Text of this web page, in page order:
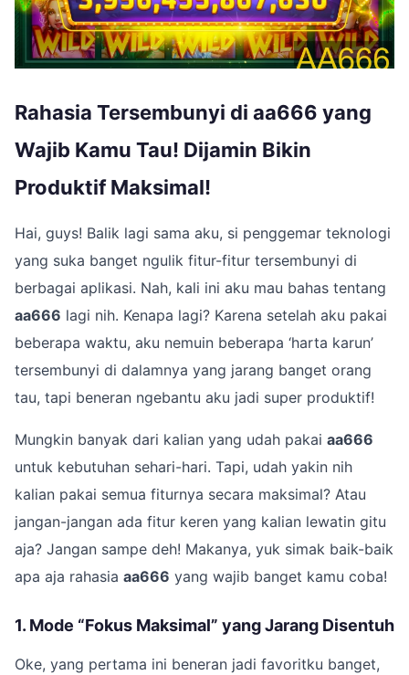
Rahasia Tersembunyi di aa666 yang
Wajib Kamu Tau! Dijamin Bikin
Produktif Maksimal!
Hai, guys! Balik lagi sama aku, si penggemar teknologi
yang suka banget ngulik fitur-fitur tersembunyi di
berbagai aplikasi. Nah, kali ini aku mau bahas tentang
aa666 lagi nih. Kenapa lagi? Karena setelah aku pakai
beberapa waktu, aku nemuin beberapa ‘harta karun’
tersembunyi di dalamnya yang jarang banget orang
tau, tapi beneran ngebantu aku jadi super produktif!
Mungkin banyak dari kalian yang udah pakai aa666
untuk kebutuhan sehari-hari. Tapi, udah yakin nih
kalian pakai semua fiturnya secara maksimal? Atau
jangan-jangan ada fitur keren yang kalian lewatin gitu
aja? Jangan sampe deh! Makanya, yuk simak baik-baik
apa aja rahasia aa666 yang wajib banget kamu coba!
1. Mode “Fokus Maksimal” yang Jarang Disentuh
Oke, yang pertama ini beneran jadi favoritku banget,